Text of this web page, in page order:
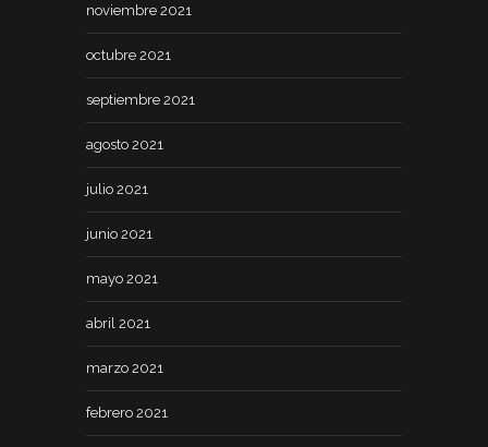
noviembre 2021
octubre 2021
septiembre 2021
agosto 2021
julio 2021
junio 2021
mayo 2021
abril 2021
marzo 2021
febrero 2021